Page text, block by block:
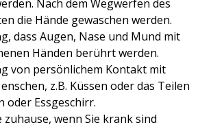
Nach dem Wegwerfen des
die Hände gewaschen werden.
dass Augen, Nase und Mund mit
Händen berührt werden.
von persönlichem Kontakt mit
z.B. Küssen oder das Teilen
oder Essgeschirr.
zuhause, wenn Sie krank sind